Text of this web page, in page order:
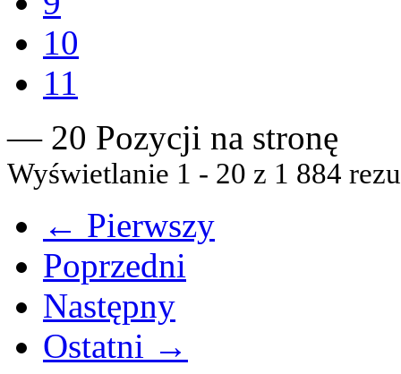
10
11
— 20 Pozycji na stronę
Wyświetlanie 1 - 20 z 1 884
← Pierwszy
Poprzedni
Następny
Ostatni →